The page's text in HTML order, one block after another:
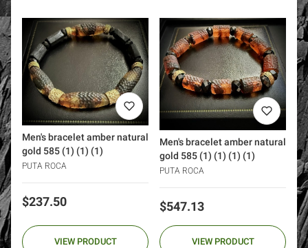
Men's bracelet amber natural
gold 585 (1) (1) (1)
PUTA ROCA
Price
$237.50
VIEW PRODUCT
Men's bracelet amber natural
gold 585 (1) (1) (1) (1)
PUTA ROCA
Price
$547.13
VIEW PRODUCT